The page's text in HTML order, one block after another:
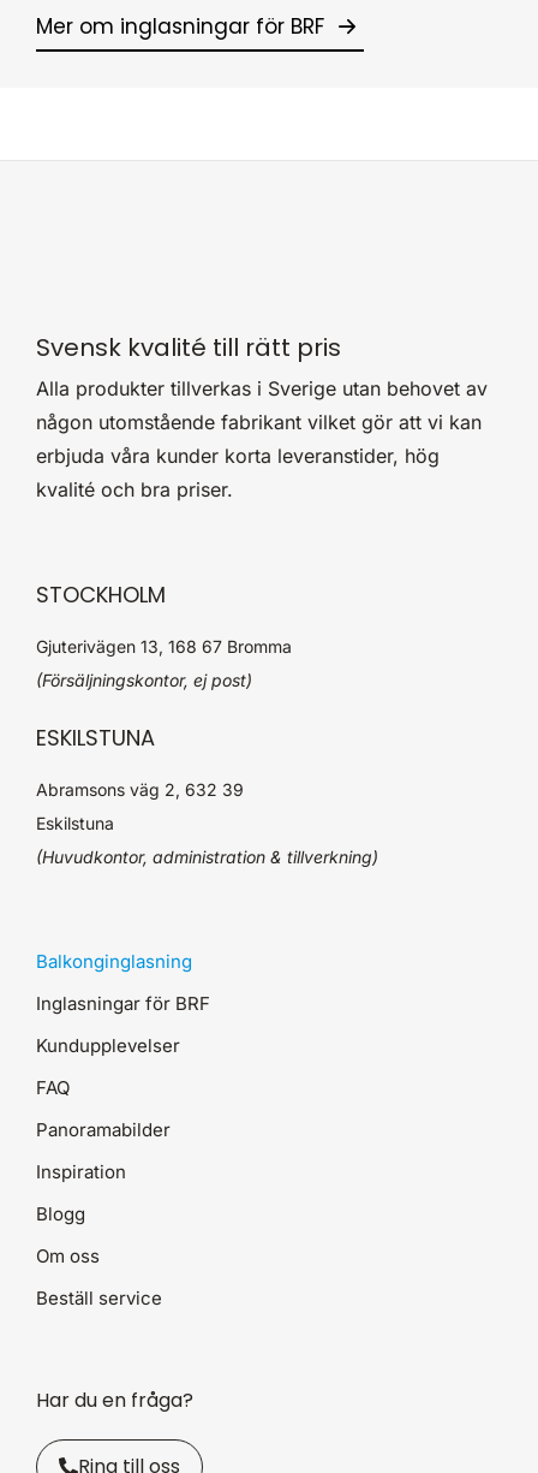
Mer om inglasningar för BRF
Svensk kvalité till rätt pris
Alla produkter tillverkas i Sverige utan behovet av
någon utomstående fabrikant vilket gör att vi kan
erbjuda våra kunder korta leveranstider, hög
kvalité och bra priser.
STOCKHOLM
Gjuterivägen 13, 168 67 Bromma
(Försäljningskontor, ej post)
ESKILSTUNA
Abramsons väg 2, 632 39
Eskilstuna
(Huvudkontor, administration & tillverkning)
Balkonginglasning
Inglasningar för BRF
Kundupplevelser
FAQ
Panoramabilder
Inspiration
Blogg
Om oss
Beställ service
Har du en fråga?
Ring till oss